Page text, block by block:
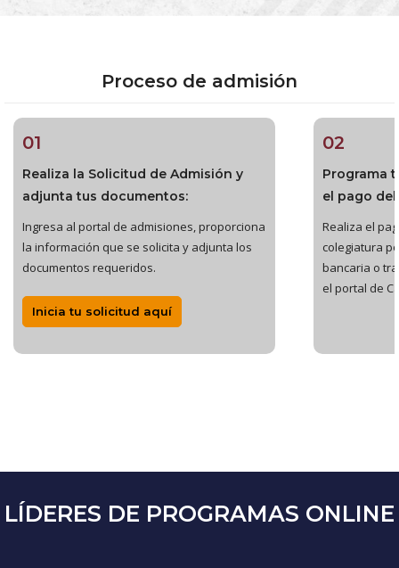
Proceso de admisión
01
Realiza la Solicitud de Admisión y
adjunta tus documentos:
Ingresa al portal de admisiones, proporciona
la información que se solicita y adjunta los
documentos requeridos.
Inicia tu solicitud aquí
02
Programa
el pago
Realiza el
colegiatura
bancaria o
el portal de
LÍDERES DE PROGRAMAS ONLINE